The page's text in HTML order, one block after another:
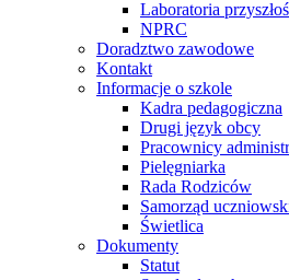
Laboratoria
NPRC
Doradztwo zawodowe
Kontakt
Informacje o szkole
Kadra pedagogiczna
Drugi język obcy
Pracownicy
Pielęgniarka
Rada Rodziców
Samorząd
Świetlica
Dokumenty
Statut